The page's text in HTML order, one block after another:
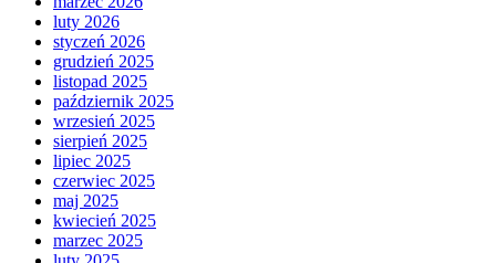
luty 2026
styczeń 2026
grudzień 2025
listopad 2025
październik 2025
wrzesień 2025
sierpień 2025
lipiec 2025
czerwiec 2025
maj 2025
kwiecień 2025
marzec 2025